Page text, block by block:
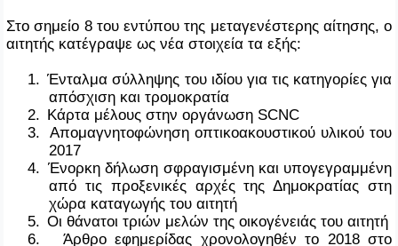
Στο σημείο 8 του εντύπου της μεταγενέστερης αίτησης, ο
αιτητής κατέγραψε ως νέα στοιχεία τα εξής:
1. Ένταλμα σύλληψης του ιδίου για τις κατηγορίες για
απόσχιση και τρομοκρατία
2. Κάρτα μέλους στην οργάνωση SCNC
3.
Απομαγνητοφώνηση οπτικοακουστικού υλικού του
2017
4. Ένορκη δήλωση σφραγισμένη και υπογεγραμμένη
από τις προξενικές αρχές της Δημοκρατίας στη
χώρα καταγωγής του αιτητή
5. Οι θάνατοι τριών μελών της οικογένειάς του αιτητή
6.
Άρθρο εφημερίδας χρονολογηθέν το 2018 στο